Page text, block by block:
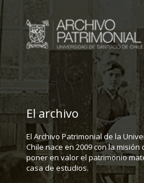
El archivo
El Archivo Patrimonial de la
Chile nace en 2009 con la
poner en valor el patrimonio
casa de estudios.